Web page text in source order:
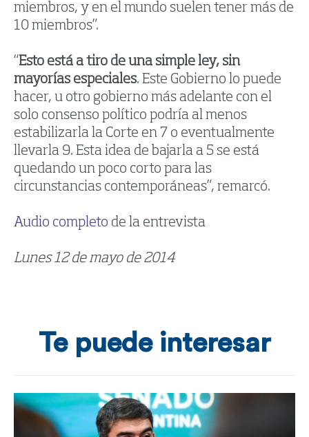
miembros, y en el mundo suelen tener más de
10 miembros”.
“Esto está a tiro de una simple ley, sin
mayorías especiales. Este Gobierno lo puede
hacer, u otro gobierno más adelante con el
solo consenso político podría al menos
estabilizarla la Corte en 7 o eventualmente
llevarla 9. Esta idea de bajarla a 5 se está
quedando un poco corto para las
circunstancias contemporáneas”, remarcó.
Audio completo de la entrevista
Lunes 12 de mayo de 2014
Te puede interesar